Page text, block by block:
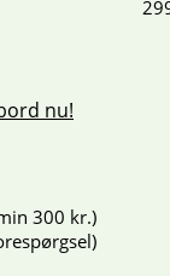
300 kr.)